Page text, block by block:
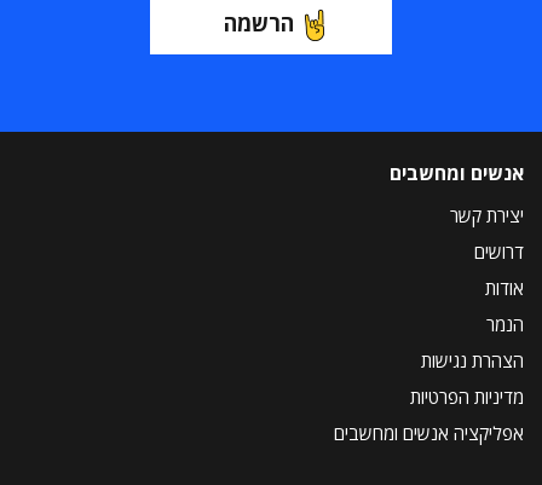
הרשמה
אנשים ומחשבים
יצירת קשר
דרושים
אודות
הנמר
הצהרת נגישות
מדיניות הפרטיות
אפליקציה אנשים ומחשבים